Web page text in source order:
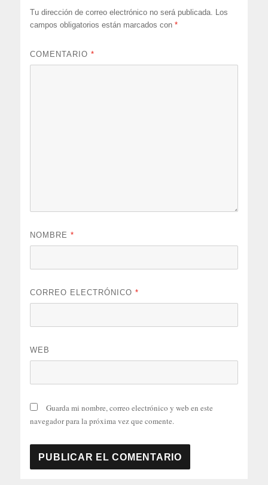
Tu dirección de correo electrónico no será publicada. Los
campos obligatorios están marcados con*
COMENTARIO*
NOMBRE*
CORREO ELECTRÓNICO*
WEB
Guarda mi nombre, correo electrónico y web en este
navegador para la próxima vez que comente.